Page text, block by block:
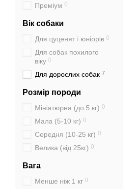
Преміум 0
Вік собаки
Для цуценят і юніорів 0
Для собак похилого
віку 0
Для дорослих собак 7
Розмір породи
Мініатюрна (до 5 кг) 0
Мала (5-10 кг) 0
Середня (10-25 кг) 0
Велика (від 25кг) 0
Вага
менше ніж 1 кг 0